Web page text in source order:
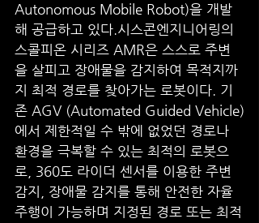
Autonomous Mobile Robot)을 개발
해 공급하고 있다.시스콘엔지니어링의
스콜피온 시리즈 AMR은 스스로 주변
을 살피고 장애물을 감지하여 목적지까
지 최적 경로를 찾아가는 로봇이다. 기
존 AGV (Automated Guided Vehicle)
에서 제한적일 수 밖에 없었던 경로나
환경을 극복할 수 있는 최적의 로봇으
로, 360도 라이더 센서를 이용한 주변
감지, 장애물 감지를 통해 안전한 자율
주행이 가능하며 지정된 경로 또는 최적